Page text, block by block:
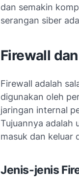
dan semakin
serangan siber
Firewall
Firewall adalah
digunakan oleh
jaringan internal
Tujuannya adalah
masuk dan keluar
Jenis-jenis